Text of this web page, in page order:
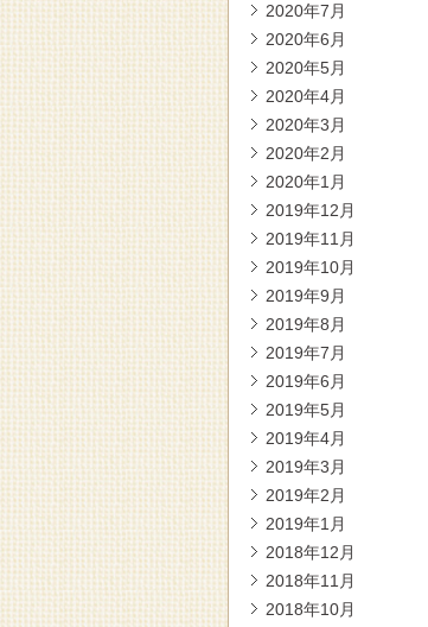
2020年7月
2020年6月
2020年5月
2020年4月
2020年3月
2020年2月
2020年1月
2019年12月
2019年11月
2019年10月
2019年9月
2019年8月
2019年7月
2019年6月
2019年5月
2019年4月
2019年3月
2019年2月
2019年1月
2018年12月
2018年11月
2018年10月